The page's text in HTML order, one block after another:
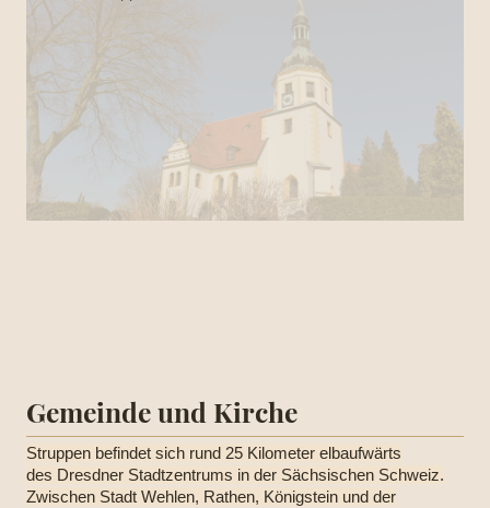
Gemeinde und Kirche
Struppen befindet sich rund 25 Kilometer elbaufwärts
des Dresdner Stadtzentrums in der Sächsischen Schweiz.
Zwischen Stadt Wehlen, Rathen, Königstein und der